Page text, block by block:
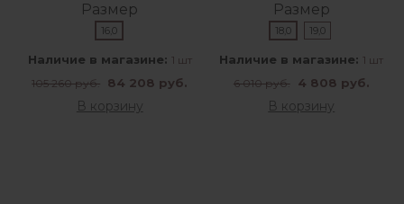
Размер
16,0
Наличие в магазине: 1 шт
105 260 руб. 84 208 руб.
В корзину
Размер
18,0 19,0
Наличие в магазине: 1 шт
6 010 руб.
4 808 руб.
В корзину